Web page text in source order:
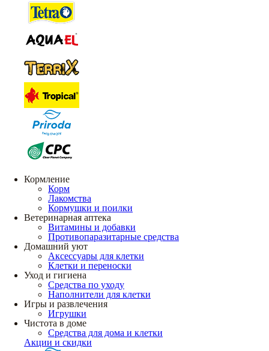
Кормление
Корм
Лакомства
Кормушки и поилки
Ветеринарная аптека
Витамины и добавки
Противопаразитарные средства
Домашний уют
Аксессуары для клетки
Клетки и переноски
Уход и гигиена
Средства по уходу
Наполнители для клетки
Игры и развлечения
Игрушки
Чистота в доме
Средства для дома и клетки
Акции и скидки